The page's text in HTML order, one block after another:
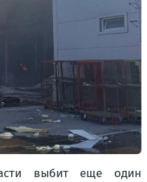
выбит еще один